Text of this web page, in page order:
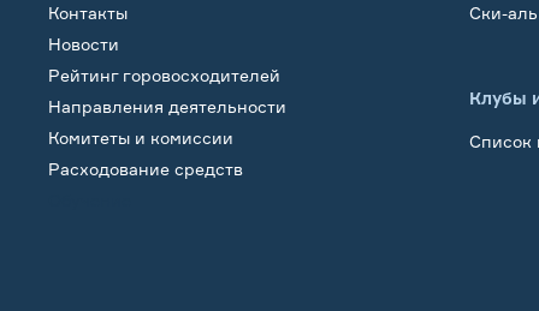
Контакты
Новости
Рейтинг горовосходителей
Направления деятельности
Комитеты и комиссии
Расходование средств
Ски-
Клубы
Список